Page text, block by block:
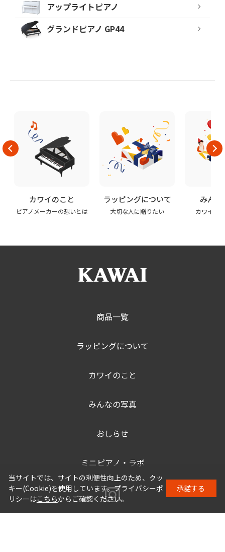
アップライトピアノ
グランドピアノ GP44
カワイのこと
ピアノメーカーの想いとは
ラッピングについて
大切な人に贈りたい
みんな
カワイの
商品一覧
ラッピングについて
カワイのこと
みんなの写真
おしらせ
ミニピアノ・ラボ
当サイトでは、サイトの利便性向上のため、クッ
キー(Cookie)を使用しています。プライバシーポ
リシーはこちらからご確認ください。
承諾する